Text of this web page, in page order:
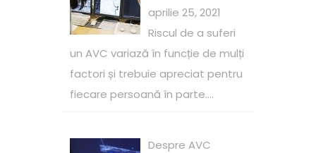
aprilie 25, 2021
Riscul de a suferi
un AVC variază în funcție de mulți
factori și trebuie apreciat pentru
fiecare persoană în parte....
Despre AVC